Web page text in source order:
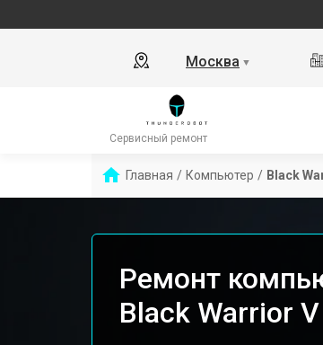
Москва ▼
Сервисный ремонт
Главная / Компьютер / Black
Ремонт
Black Warrior